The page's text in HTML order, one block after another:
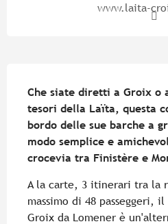
www.laita-
Che siate diretti a Groix o
tesori della Laïta, questa
bordo delle sue barche a
modo semplice e
crocevia tra Finistère e
A la carte, 3 itinerari tra la
massimo di 48 passeggeri,
Groix da Lomener è